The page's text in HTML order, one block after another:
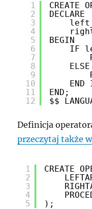
1
2
3
4
5
6
7
8
9
10
11
12
CREATE
DECLARE
BEGIN
IF
ELSE
END
END;
$$
Definicja
przeczytaj także
1
2
3
4
5
CREATE
);